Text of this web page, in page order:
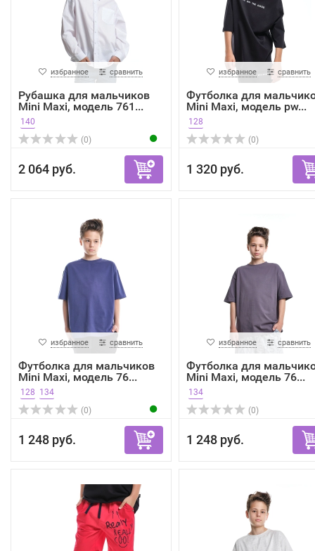
избранное сравнить
Рубашка для мальчиков
Mini Maxi, модель 761...
140
(0)
2 064 руб.
избранное сравнить
Футболка для
Mini Maxi, модель pw...
128
(0)
1 320 руб.
избранное сравнить
Футболка для мальчиков
Mini Maxi, модель 76...
128 134
(0)
1 248 руб.
избранное сравнить
Футболка для
Mini Maxi, модель 76...
134
(0)
1 248 руб.